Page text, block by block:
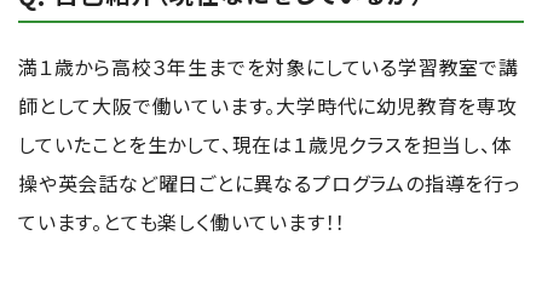
満１歳から高校３年生までを対象にしている学習教室で講
師として大阪で働いています。大学時代に幼児教育を専攻
していたことを生かして、現在は１歳児クラスを担当し、体
操や英会話など曜日ごとに異なるプログラムの指導を行っ
ています。とても楽しく働いています！！